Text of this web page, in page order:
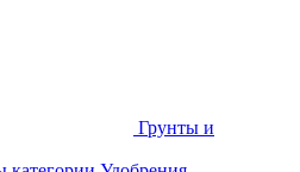
Грунты и